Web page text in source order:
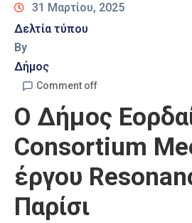
31 Μαρτίου, 2025
Δελτία τύπου
By
Δήμος
Comment off
Ο Δήμος
Consortium
έργου
Παρίσι